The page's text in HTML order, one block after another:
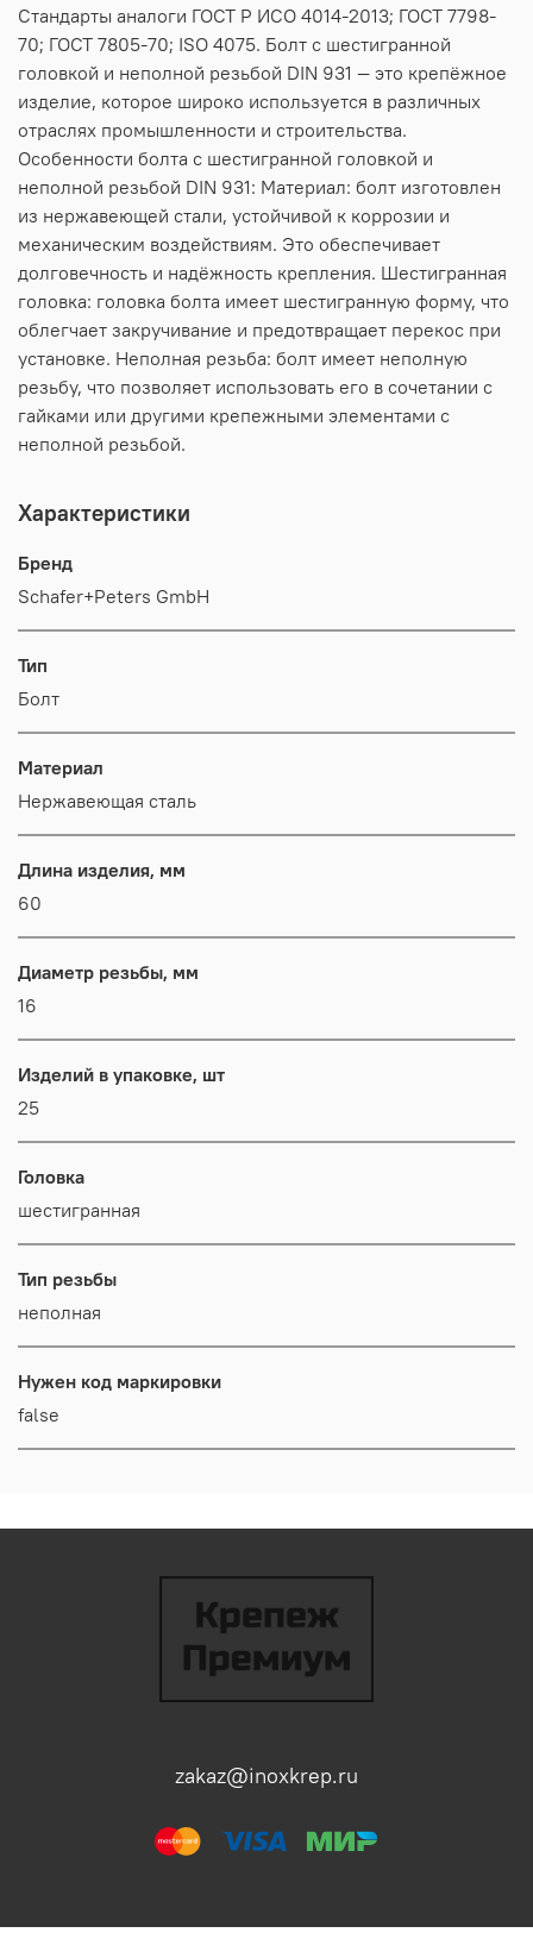
Стандарты аналоги ГОСТ Р ИСО 4014-2013; ГОСТ 7798-
70; ГОСТ 7805-70; ISO 4075. Болт с шестигранной
головкой и неполной резьбой DIN 931 — это крепёжное
изделие, которое широко используется в различных
отраслях промышленности и строительства.
Особенности болта с шестигранной головкой и
неполной резьбой DIN 931: Материал: болт изготовлен
из нержавеющей стали, устойчивой к коррозии и
механическим воздействиям. Это обеспечивает
долговечность и надёжность крепления. Шестигранная
головка: головка болта имеет шестигранную форму, что
облегчает закручивание и предотвращает перекос при
установке. Неполная резьба: болт имеет неполную
резьбу, что позволяет использовать его в сочетании с
гайками или другими крепежными элементами с
неполной резьбой.
Характеристики
Бренд
Schafer+Peters GmbH
Тип
Болт
Материал
Нержавеющая сталь
Длина изделия, мм
60
Диаметр резьбы, мм
16
Изделий в упаковке, шт
25
Головка
шестигранная
Тип резьбы
неполная
Нужен код маркировки
false
zakaz@inoxkrep.ru